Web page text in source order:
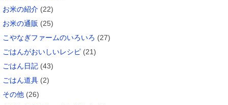
お米の紹介 (22)
お米の通販 (25)
こやなぎファームのいろいろ (27)
ごはんがおいしいレシピ (21)
ごはん日記 (43)
ごはん道具 (2)
その他 (26)